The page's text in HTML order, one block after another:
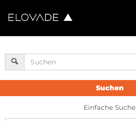
Suchen
Einfache Suche